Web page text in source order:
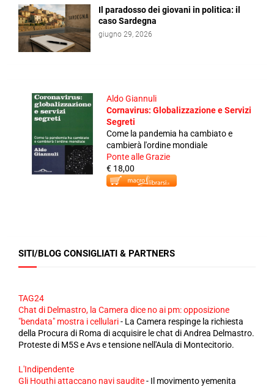
Il paradosso dei giovani in politica: il
caso Sardegna
giugno 29, 2026
Aldo Giannuli
Cornavirus: Globalizzazione e Servizi
Segreti
Come la pandemia ha cambiato e
cambierà l'ordine mondiale
Ponte alle Grazie
€ 18,00
SITI/BLOG CONSIGLIATI & PARTNERS
TAG24
Chat di Delmastro, la Camera dice no ai pm: opposizione
"bendata" mostra i cellulari- La Camera respinge la richiesta
della Procura di Roma di acquisire le chat di Andrea Delmastro.
Proteste di M5S e Avs e tensione nell'Aula di Montecitorio.
L'Indipendente
Gli Houthi attaccano navi saudite- Il movimento yemenita